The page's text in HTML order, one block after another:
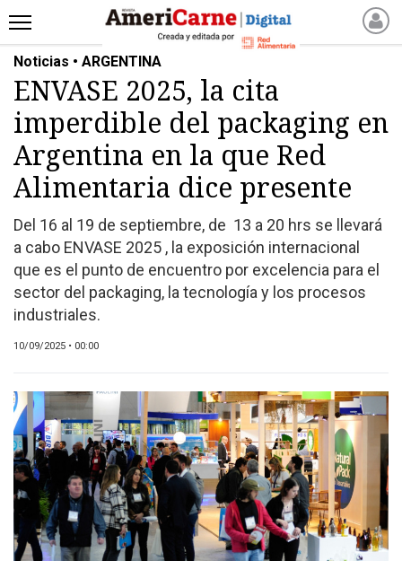
INICIO
NOTICIAS RECIENTES
NOTICIAS
ARTICULOS
PRODUCCIÓN
PROCESO
PRODUCTO
NUEVOS PRODUCTOS
MARKETPLACE
REVISTAS
DE CARNE VACUNA
EVENTOS Y
CAPACITACIONES
DIRECTORIO
CALENDARIO
MEDIA KIT
Noticias • ARGENTINA
ENVASE 2025, la cita
imperdible del packaging en
Argentina en la que Red
Alimentaria dice presente
Del 16 al 19 de septiembre, de 13 a 20 hrs se llevará
a cabo ENVASE 2025 , la exposición internacional
que es el punto de encuentro por excelencia para el
sector del packaging, la tecnología y los procesos
industriales.
10/09/2025 • 00:00